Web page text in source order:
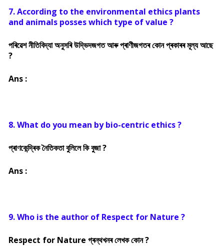
7. According to the environmental ethics plants
and animals posses which type of value ?
পৰিৱেশ নীতিবিদ্যা অনুসৰি উদ্ভিদজগত আৰু প্ৰাণীজগতৰ কোন প্ৰকাৰৰ মূল্য আছে
?
Ans :
8. What do you mean by bio-centric ethics ?
প্ৰাণকেন্দ্ৰিক নৈতিকতা বুলিলে কি বুজা ?
Ans :
9. Who is the author of Respect for Nature ?
Respect for Nature গ্ৰন্থখনৰ লেখক কোন ?